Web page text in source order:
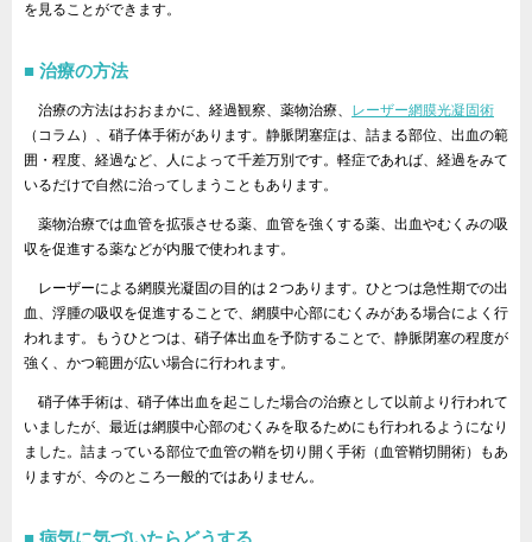
を見ることができます。
治療の方法
治療の方法はおおまかに、経過観察、薬物治療、 レーザー網膜光凝固術
（コラム）、硝子体手術があります。静脈閉塞症は、詰まる部位、出血の範
囲・程度、経過など、人によって千差万別です。軽症であれば、経過をみて
いるだけで自然に治ってしまうこともあります。
薬物治療では血管を拡張させる薬、血管を強くする薬、出血やむくみの吸
収を促進する薬などが内服で使われます。
レーザーによる網膜光凝固の目的は２つあります。ひとつは急性期での出
血、浮腫の吸収を促進することで、網膜中心部にむくみがある場合によく行
われます。もうひとつは、硝子体出血を予防することで、静脈閉塞の程度が
強く、かつ範囲が広い場合に行われます。
硝子体手術は、硝子体出血を起こした場合の治療として以前より行われて
いましたが、最近は網膜中心部のむくみを取るためにも行われるようになり
ました。詰まっている部位で血管の鞘を切り開く手術（血管鞘切開術）もあ
りますが、今のところ一般的ではありません。